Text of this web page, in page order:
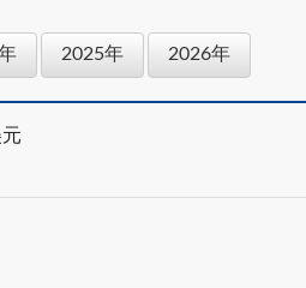
2025年 2026年